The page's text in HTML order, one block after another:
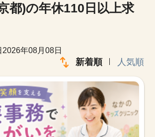
情報
トコムとは
都)の年休110日以上求
年08月08日
新着順 人気順
中国・四国